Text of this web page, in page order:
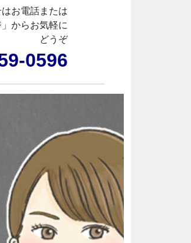
お電話または
」からお気軽に
どうぞ
0596